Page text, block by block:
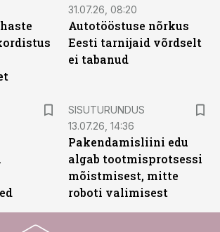
31.07.26, 08:20
Autotööstuse nõrkus
Eesti tarnijaid võrdselt
ei tabanud
SISUTURUNDUS
13.07.26, 14:36
Pakendamisliini edu
algab tootmisprotsessi
mõistmisest, mitte
roboti valimisest